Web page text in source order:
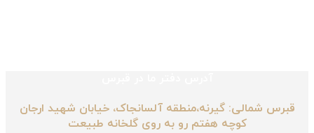
قبرس شمالی: گیرنه،منطقه آلسانجاک، خیابان شهید ارجان
کوچه هفتم رو به روی گلخانه طبیعت